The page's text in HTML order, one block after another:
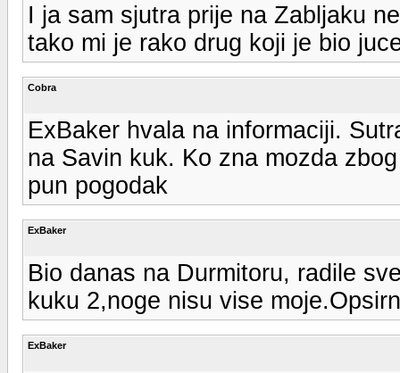
I ja sam sjutra prije na Zabljaku
tako mi je rako drug koji je bio
Cobra
ExBaker hvala na informaciji.
na Savin kuk. Ko zna mozda
pun pogodak
ExBaker
Bio danas na Durmitoru, radile
kuku 2,noge nisu vise
ExBaker